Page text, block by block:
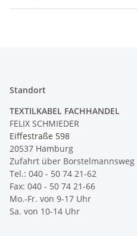
Standort
TEXTILKABEL FACHHANDEL
FELIX SCHMIEDER
Eiffestraße 598
20537 Hamburg
Zufahrt über Borstelmannsweg
Tel.: 040 - 50 74 21-62
Fax: 040 - 50 74 21-66
Mo.-Fr. von 9-17 Uhr
Sa. von 10-14 Uhr